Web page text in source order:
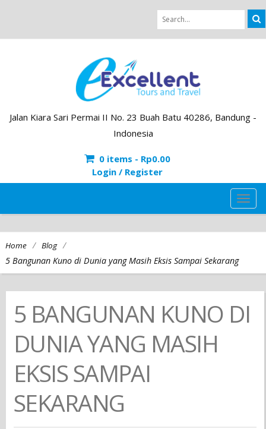
Jalan Kiara Sari Permai II No. 23 Buah Batu 40286, Bandung -
Indonesia
0 items - Rp0.00
Login / Register
Home / Blog /
5 Bangunan Kuno di Dunia yang Masih Eksis Sampai Sekarang
5 BANGUNAN KUNO DI
DUNIA YANG MASIH
EKSIS SAMPAI
SEKARANG